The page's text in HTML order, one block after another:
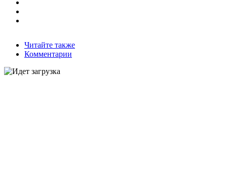
Читайте также
Комментарии